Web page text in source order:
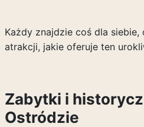
Każdy znajdzie coś dla
atrakcji, jakie oferuje ten
Zabytki i
Ostródzie